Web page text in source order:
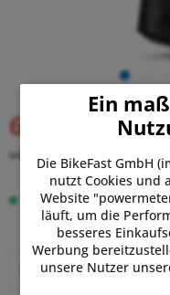
649,00 €
inkl. MwSt. zzgl. Versandkosten
Auf Lager. Lieferung
Ein
Die BikeFast GmbH
nutzt Cookies und
Website
läuft, um die
besseres
Werbung
unsere Nutzer